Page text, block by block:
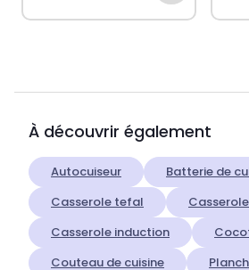
À découvrir également
Autocuiseur
Batterie de
Casserole tefal
Casserole induction
Couteau de cuisine